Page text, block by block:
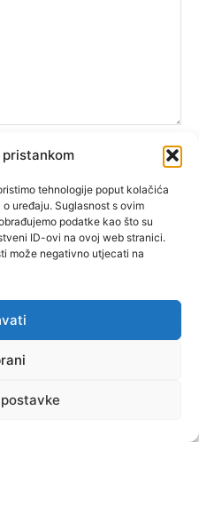
tehnologije poput kolačića
uređaju. Suglasnost s ovim
podatke kao što su
ID-ovi na ovoj web stranici.
može negativno utjecati na
web-lokaciju u ovom